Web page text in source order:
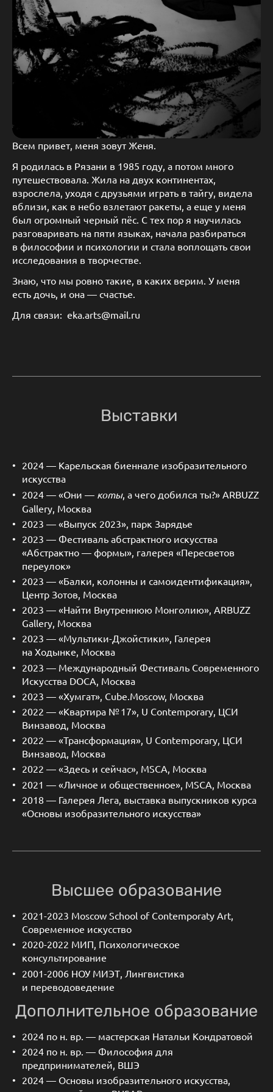
Всем привет, меня зовут Женя.
Я родилась в Рязани в 1985 году, а потом много
путешествовала. Жила на двух континентах,
взрослела, уходя с друзьями играть в тайгу, видела
вблизи, как в небо взлетают ракеты, а еще у меня
был огромный черный пёс. С тех пор я научилась
разговаривать на пяти языках, начала разбираться
в философии и психологии и стала воплощать свои
исследования в творчестве.
Знаю, что мы ровно такие, в каких верим. У меня
есть дочь, и она — счастье.
Для связи: eka.arts@mail.ru
Выставки
2024 — Карельская биеннале изобразительного
искусства
2024 — «Они — коты, а чего добился ты?» ARBUZZ
Gallery, Москва
2023 — «Выпуск 2023», парк Зарядье
2023 — Фестиваль абстрактного искусства
«Абстрактно — формы», галерея «Пересветов
переулок»
2023 — «Балки, колонны и самоидентификация»,
Центр Зотов, Москва
2023 — «Найти Внутреннюю Монголию», ARBUZZ
Gallery, Москва
2023 — «Мультики-Джойстики», Галерея
на Ходынке, Москва
2023 — Международный Фестиваль Современного
Искусства DOCA, Москва
2023 — «Хумгат», Cube.Moscow, Москва
2022 — «Квартира № 17», U Contemporary, ЦСИ
Винзавод, Москва
2022 — «Трансформация», U Contemporary, ЦСИ
Винзавод, Москва
2022 — «Здесь и сейчас», MSCA, Москва
2021 — «Личное и общественное», MSCA, Москва
2018 — Галерея Лега, выставка выпускников курса
«Основы изобразительного искусства»
Высшее образование
2021-2023 Moscow School of Contemporaty Art,
Современное искусство
2020-2022 МИП, Психологическое
консультирование
2001-2006 НОУ МИЭТ, Лингвистика
и переводоведение
Дополнительное образование
2024 по н. вр. — мастерская Натальи Кондратовой
2024 по н. вр. — Философия для
предпринимателей, ВШЭ
2024 — Основы изобразительного искусства,